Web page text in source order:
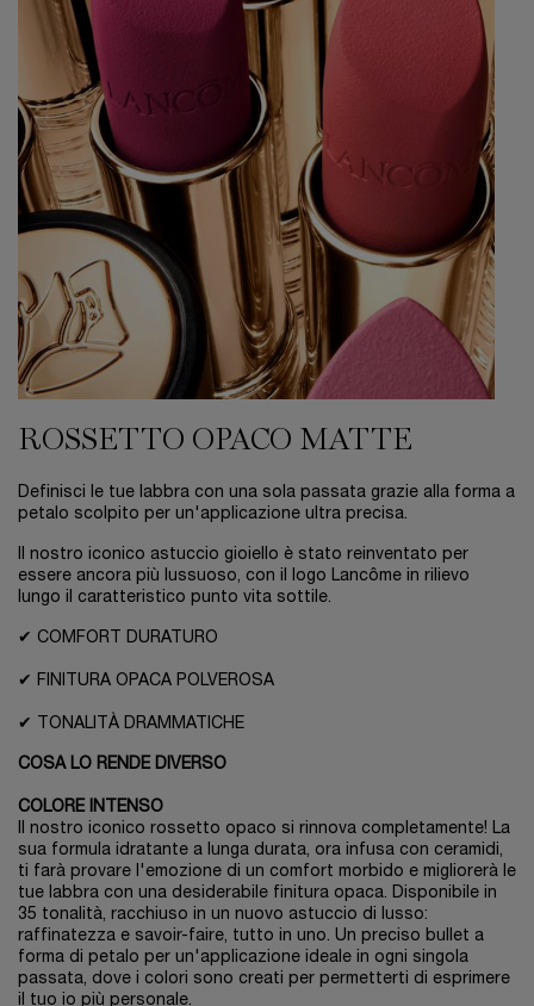
ROSSETTO OPACO MATTE
Definisci le tue labbra con una sola passata grazie alla forma a
petalo scolpito per un'applicazione ultra precisa.
Il nostro iconico astuccio gioiello è stato reinventato per
essere ancora più lussuoso, con il logo Lancôme in rilievo
lungo il caratteristico punto vita sottile.
✔ COMFORT DURATURO
✔ FINITURA OPACA POLVEROSA
✔ TONALITÀ DRAMMATICHE
COSA LO RENDE DIVERSO
COLORE INTENSO
Il nostro iconico rossetto opaco si rinnova completamente! La
sua formula idratante a lunga durata, ora infusa con ceramidi,
ti farà provare l'emozione di un comfort morbido e migliorerà le
tue labbra con una desiderabile finitura opaca. Disponibile in
35 tonalità, racchiuso in un nuovo astuccio di lusso:
raffinatezza e savoir-faire, tutto in uno. Un preciso bullet a
forma di petalo per un'applicazione ideale in ogni singola
passata, dove i colori sono creati per permetterti di esprimere
il tuo io più personale.